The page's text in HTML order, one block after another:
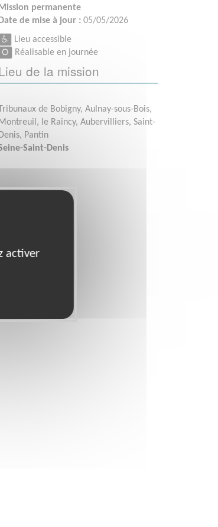
Mission permanente
Date de mise à jour : 05/05/2026
Lieu accessible
Réalisable en journée
de la mission
Tribunaux de Bobigny, Aulnay-sous-Bois,
le Raincy, Aubervilliers, Saint-
Pantin
Saint-Denis
activer